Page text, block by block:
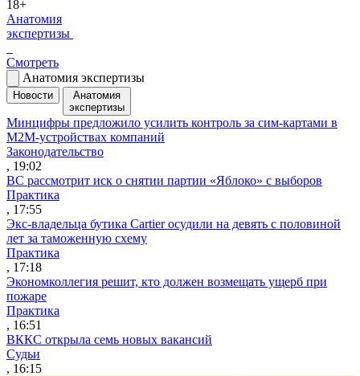
18+
Анатомия
экспертизы
Смотреть
Анатомия экспертизы
Новости
Анатомия
экспертизы
Минцифры предложило усилить контроль за сим-картами в
M2M-устройствах компаний
Законодательство
, 19:02
ВС рассмотрит иск о снятии партии «Яблоко» с выборов
Практика
, 17:55
Экс-владельца бутика Cartier осудили на девять с половиной
лет за таможенную схему
Практика
, 17:18
Экономколлегия решит, кто должен возмещать ущерб при
пожаре
Практика
, 16:51
ВККС открыла семь новых вакансий
Судьи
, 16:15